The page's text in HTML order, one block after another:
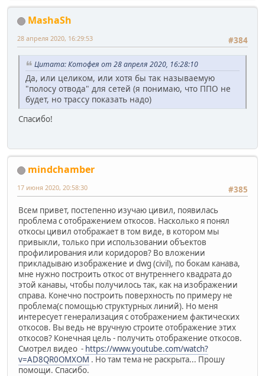
MashaSh
#384
28 апреля 2020, 16:29:53
Цитата: Котофея от 28 апреля 2020, 16:28:10
Да, или целиком, или хотя бы так называемую
"полосу отвода" для сетей (я понимаю, что ППО не
будет, но трассу показать надо)
Спасибо!
mindchamber
#385
17 июня 2020, 20:58:30
Всем привет, постепенно изучаю цивил, появилась
проблема с отображением откосов. Насколько я понял
откосы цивил отображает в том виде, в котором мы
привыкли, только при использовании объектов
профилирования или коридоров? Во вложении
прикладываю изображение и dwg (civil), по бокам канава,
мне нужно построить откос от внутреннего квадрата до
этой канавы, чтобы получилось так, как на изображении
справа. Конечно построить поверхность по примеру не
проблема(с помощью структурных линий). Но меня
интересует генерализация с отображением фактических
откосов. Вы ведь не вручную строите отображение этих
откосов? Конечная цель - получить отображение откосов.
Смотрел видео - https://www.youtube.com/watch?
v=AD8QR0OMXOM . Но там тема не раскрыта... Прошу
помощи. Спасибо.